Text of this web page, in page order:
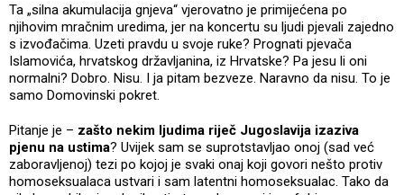
Ta „silna akumulacija gnjeva“ vjerovatno je primijećena po
njihovim mračnim uredima, jer na koncertu su ljudi pjevali zajedno
s izvođačima. Uzeti pravdu u svoje ruke? Prognati pjevača
Islamovića, hrvatskog državljanina, iz Hrvatske? Pa jesu li oni
normalni? Dobro. Nisu. I ja pitam bezveze. Naravno da nisu. To je
samo Domovinski pokret.
Pitanje je – zašto nekim ljudima riječ Jugoslavija izaziva
pjenu na ustima? Uvijek sam se suprotstavljao onoj (sad već
zaboravljenoj) tezi po kojoj je svaki onaj koji govori nešto protiv
homoseksualaca ustvari i sam latentni homoseksualac. Tako da